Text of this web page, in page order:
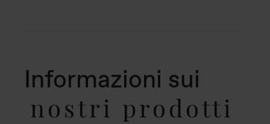
Informazioni sui
nostri prodotti